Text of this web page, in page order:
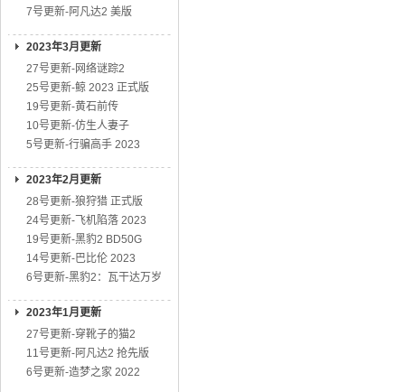
7号更新-阿凡达2 美版
2023年3月更新
27号更新-网络谜踪2
25号更新-鲸 2023 正式版
19号更新-黄石前传
10号更新-仿生人妻子
5号更新-行骗高手 2023
2023年2月更新
28号更新-狼狩猎 正式版
24号更新-飞机陷落 2023
19号更新-黑豹2 BD50G
14号更新-巴比伦 2023
6号更新-黑豹2：瓦干达万岁
2023年1月更新
27号更新-穿靴子的猫2
11号更新-阿凡达2 抢先版
6号更新-造梦之家 2022